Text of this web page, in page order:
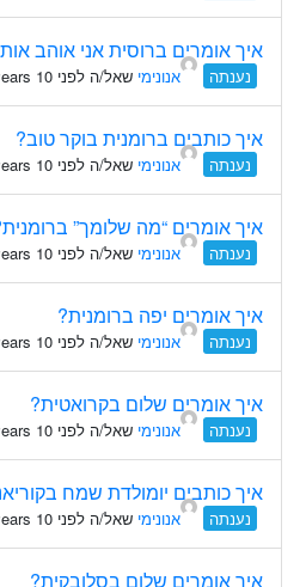
איך אומרים ברוסית אני אוהב
נענתה אנונימי שאל/ה לפני 10 years
איך כותבים ברומנית בוקר טוב?
נענתה אנונימי שאל/ה לפני 10 years
איך אומרים “מה שלומך”
נענתה אנונימי שאל/ה לפני 10 years
איך אומרים יפה ברומנית?
נענתה אנונימי שאל/ה לפני 10 years
איך אומרים שלום בקרואטית?
נענתה אנונימי שאל/ה לפני 10 years
איך כותבים יומולדת שמח
נענתה אנונימי שאל/ה לפני 10 years
איך אומרים שלום בסלובקית?